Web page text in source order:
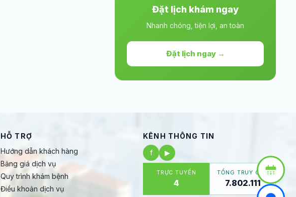
Đặt lịch khám ngay
Nhanh chóng, tiện lợi, an toàn
Đặt lịch ngay →
HỖ TRỢ
Hướng dẫn khách hàng
Bảng giá dịch vụ
Quy trình khám bệnh
Điều khoản dịch vụ
KÊNH THÔNG TIN
f
▶
TRỰC TUYẾN
4
TỔNG TRUY CẬP
7.802.111